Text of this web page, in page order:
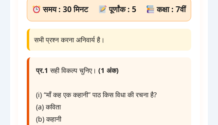
समय : 30 मिनट पूर्णांक : 5 कक्षा : 7वीं
सभी प्रश्न करना अनिवार्य है।
प्र.1 सही विकल्प चुनिए। (1 अंक)
(i) “माँ कह एक कहानी” पाठ किस विधा की रचना है?
(a) कविता
(b) कहानी